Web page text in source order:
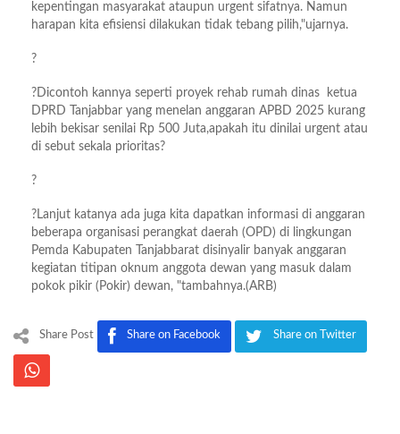
kepentingan masyarakat ataupun urgent sifatnya. Namun
harapan kita efisiensi dilakukan tidak tebang pilih,"ujarnya.
?
?Dicontoh kannya seperti proyek rehab rumah dinas ketua
DPRD Tanjabbar yang menelan anggaran APBD 2025 kurang
lebih bekisar senilai Rp 500 Juta,apakah itu dinilai urgent atau
di sebut sekala prioritas?
?
?Lanjut katanya ada juga kita dapatkan informasi di anggaran
beberapa organisasi perangkat daerah (OPD) di lingkungan
Pemda Kabupaten Tanjabbarat disinyalir banyak anggaran
kegiatan titipan oknum anggota dewan yang masuk dalam
pokok pikir (Pokir) dewan, "tambahnya.(ARB)
Share Post Share on Facebook Share on Twitter